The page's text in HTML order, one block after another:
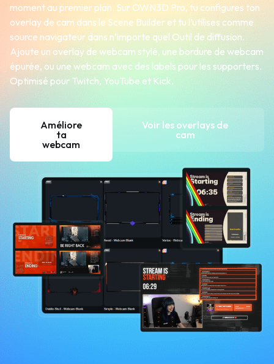
moment au premier plan. Sur OWN3D Pro, tu configures ton
overlay de cam dans le Scene Builder et tu l’utilises comme
source navigateur dans n’importe quel Outil de diffusion.
Ajoute un overlay de webcam stylé, une bordure de webcam
épurée, ou une webcam avec des labels pour les supporters.
Optimisé pour Twitch, YouTube et Kick.
Améliore
ta
webcam
Voir les overlays de
cam